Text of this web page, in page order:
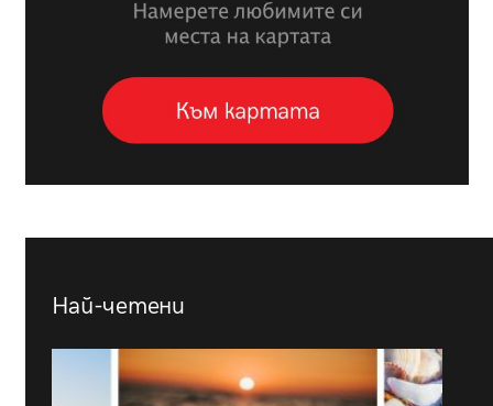
Най-четени